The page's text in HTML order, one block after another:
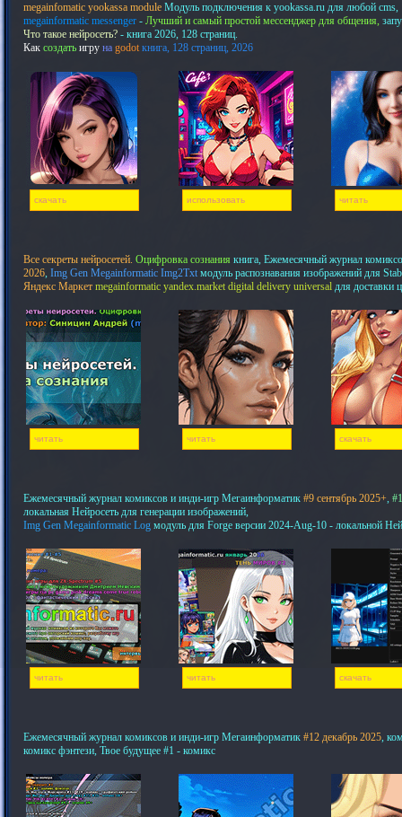
megainfomatic yookassa module Модуль подключения к yookassa.ru для любой cms,
megainformatic messenger - Лучший и самый простой мессенджер для общения,
Что такое нейросеть? - книга 2026, 128 страниц.
Как создать игру на godot книга, 128 страниц, 2026
скачать использовать читать
Все секреты нейросетей. Оцифровка сознания книга, Ежемесячный журнал
2026, Img Gen Megainformatic Img2Txt модуль распознавания изображений для
Яндекс Маркет megainformatic yandex.market digital delivery universal для доставки
читать читать скачать
Ежемесячный журнал комиксов и инди-игр Мегаинформатик #9 сентябрь 2025+,
локальная Нейросеть для генерации изображений,
Img Gen Megainformatic Log модуль для Forge версии 2024-Aug-10 - локальной
читать читать скачать
Ежемесячный журнал комиксов и инди-игр Мегаинформатик #12 декабрь 2025,
комикс фэнтези, Твое будущее #1 - комикс